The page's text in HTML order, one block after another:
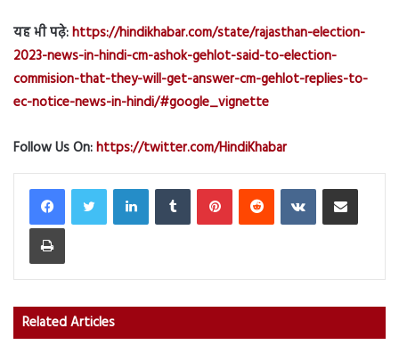
यह भी पढ़े:https://hindikhabar.com/state/rajasthan-election-
2023-news-in-hindi-cm-ashok-gehlot-said-to-election-
commision-that-they-will-get-answer-cm-gehlot-replies-to-
ec-notice-news-in-hindi/#google_vignette
Follow Us On:https://twitter.com/HindiKhabar
LinkedInTumblr PinterestReddit VKontakteShare via Email
Print
Related Articles